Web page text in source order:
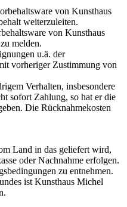
von Kunsthaus
weiterzuleiten.
von Kunsthaus
melden.
u.ä. der
vorheriger Zustimmung von
Verhalten, insbesondere
sofort Zahlung, so hat er die
Die Rücknahmekosten
Land in das geliefert wird,
oder Nachnahme erfolgen.
zu entnehmen.
ist Kunsthaus Michel